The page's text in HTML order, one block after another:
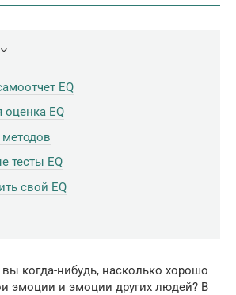
EQ
оценка EQ
тесты EQ
свой EQ
когда-нибудь, насколько хорошо
эмоции и эмоции других людей? В